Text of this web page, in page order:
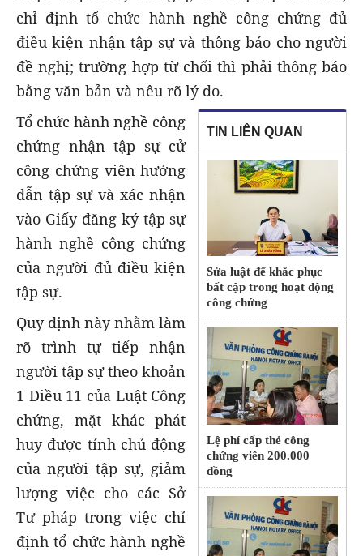
chỉ định tổ chức hành nghề công chứng đủ
điều kiện nhận tập sự và thông báo cho người
đề nghị; trường hợp từ chối thì phải thông báo
bằng văn bản và nêu rõ lý do.
TIN LIÊN QUAN
Sửa luật để khắc phục
bất cập trong hoạt động
công chứng
Lệ phí cấp thẻ công
chứng viên 200.000
đồng
Tổ chức hành nghề công
chứng nhận tập sự cử
công chứng viên hướng
dẫn tập sự và xác nhận
vào Giấy đăng ký tập sự
hành nghề công chứng
của người đủ điều kiện
tập sự.
Quy định này nhằm làm
rõ trình tự tiếp nhận
người tập sự theo khoản
1 Điều 11 của Luật Công
chứng, mặt khác phát
huy được tính chủ động
của người tập sự, giảm
lượng việc cho các Sở
Tư pháp trong việc chỉ
định tổ chức hành nghề